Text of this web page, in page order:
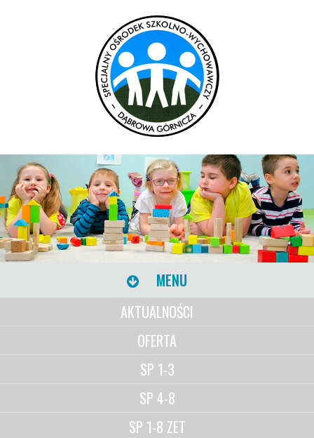
MENU
AKTUALNOŚCI
OFERTA
SP 1-3
SP 4-8
SP 1-8 ZET